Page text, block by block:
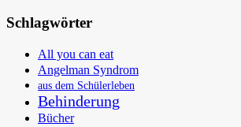
Schlagwörter
All you can eat
Angelman Syndrom
aus dem Schülerleben
Behinderung
Bücher